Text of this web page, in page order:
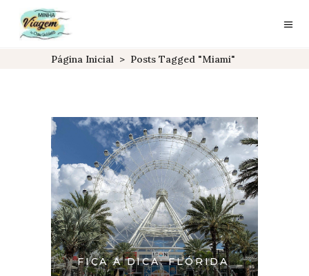
Página Inicial > Posts Tagged "Miami"
FICA A DICA: FLÓRIDA